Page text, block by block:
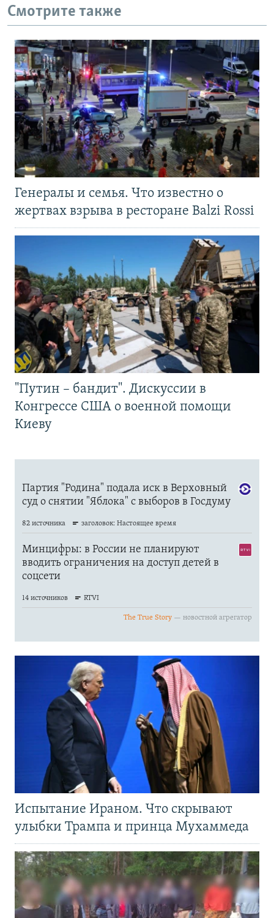
Смотрите также
Генералы и семья. Что известно о
жертвах взрыва в ресторане Balzi Rossi
"Путин – бандит". Дискуссии в
Конгрессе США о военной помощи
Киеву
Испытание Ираном. Что скрывают
улыбки Трампа и принца Мухаммеда